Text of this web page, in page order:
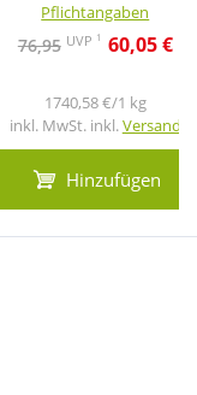
Pflichtangaben
76,95 UVP 1 60,05 €
1740,58 €/1 kg
inkl. MwSt. inkl.Versand
Hinzufügen